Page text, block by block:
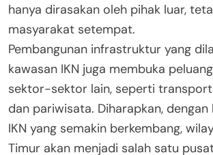
hanya dirasakan oleh pihak luar,
masyarakat setempat.
Pembangunan infrastruktur yang
kawasan IKN juga membuka
sektor-sektor lain, seperti
dan pariwisata. Diharapkan, dengan
IKN yang semakin berkembang,
Timur akan menjadi salah satu